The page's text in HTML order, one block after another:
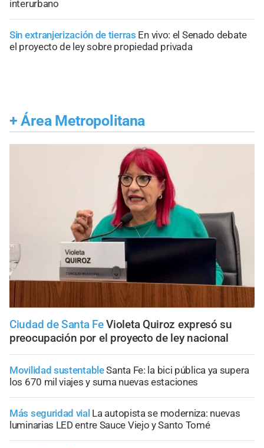
interurbano
Sin extranjerización de tierras En vivo: el Senado debate
el proyecto de ley sobre propiedad privada
+ Área Metropolitana
Ciudad de Santa Fe Violeta Quiroz expresó su
preocupación por el proyecto de ley nacional
Movilidad sustentableSanta Fe: la bici pública ya supera
los 670 mil viajes y suma nuevas estaciones
Más seguridad vial La autopista se moderniza: nuevas
luminarias LED entre Sauce Viejo y Santo Tomé